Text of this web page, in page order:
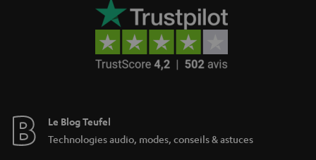
Le Blog Teufel
Technologies audio, modes, conseils & astuces